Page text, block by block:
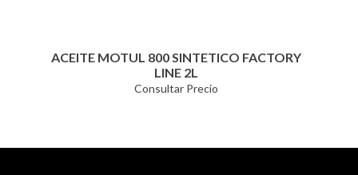
ACEITE MOTUL 800 SINTETICO FACTORY
LINE 2L
Consultar Precio